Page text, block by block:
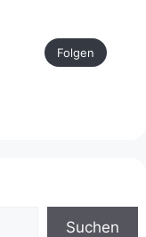
Folgen
Suchen